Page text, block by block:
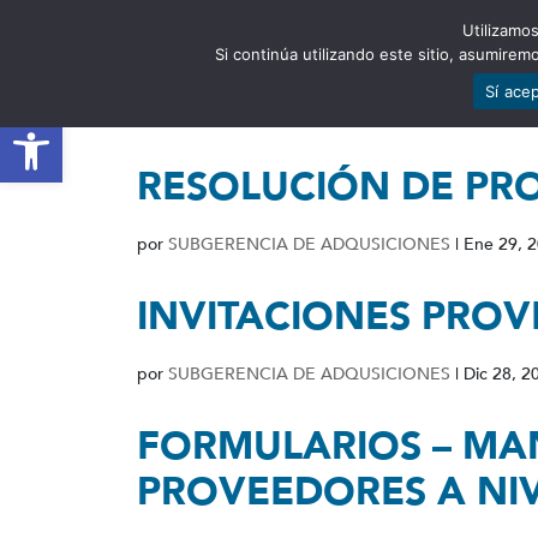
Abrir barra de herramientas
RESOLUCIÓN DE
por SUBGERENCIA DE ADQUSICIONES | Ene 29,
INVITACIONES
por SUBGERENCIA DE ADQUSICIONES | Dic 28,
FORMULARIOS –
PROVEEDORES A
Si continúa utilizando este sitio,
Sí